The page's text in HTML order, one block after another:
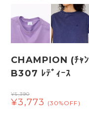
CHAMPION (ﾁｬ
B307 ﾚﾃﾞｨｰｽ
¥5,390
¥3,773 (30%OFF)